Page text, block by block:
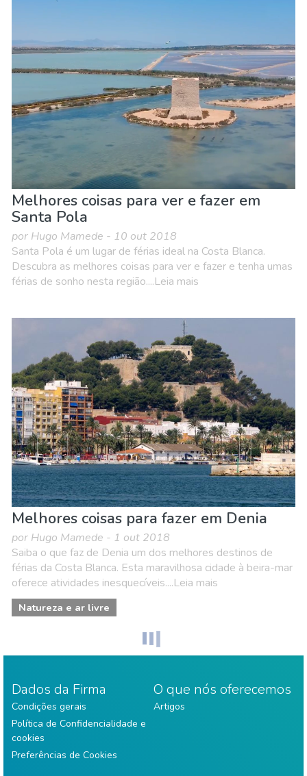
Melhores coisas para ver e fazer em
Santa Pola
por Hugo Mamede - 10 out 2018
Santa Pola é um lugar de férias ideal na Costa Blanca.
Descubra as melhores coisas para ver e fazer e tenha umas
férias de sonho nesta região....Leia mais
Melhores coisas para fazer em Denia
por Hugo Mamede - 1 out 2018
Saiba o que faz de Denia um dos melhores destinos de
férias da Costa Blanca. Esta maravilhosa cidade à beira-mar
oferece atividades inesquecíveis....Leia mais
Natureza e ar livre
Dados da Firma
Condições gerais
Política de Confidencialidade e
cookies
Preferências de Cookies
O que nós oferecemos
Artigos